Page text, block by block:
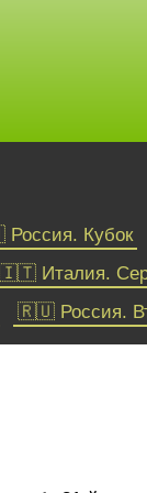
Кубок
🇮🇹 Италия.
🇷🇺 Россия.